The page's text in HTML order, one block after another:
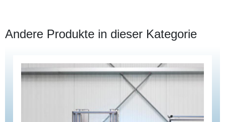
Andere Produkte in dieser Kategorie